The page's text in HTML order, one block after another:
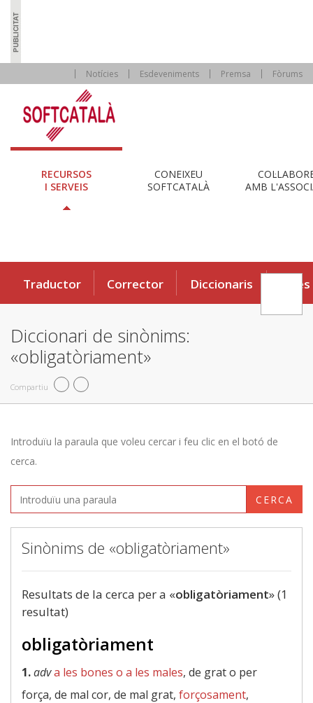
Notícies Esdeveniments Premsa Fòrums
RECURSOS
I SERVEIS
CONEIXEU
SOFTCATALÀ
AMB
Traductor Corrector Diccionaris Eines
Diccionari de sinònims:
«obligatòriament»
Compartiu
Introduïu la paraula que voleu cercar i feu clic en el botó de
cerca.
CERCA
Sinònims de «obligatòriament»
Resultats de la cerca per a «obligatòriament» (1
resultat)
obligatòriament
1.adva les bones o a les males, de grat o per
força, de mal cor, de mal grat, forçosament,